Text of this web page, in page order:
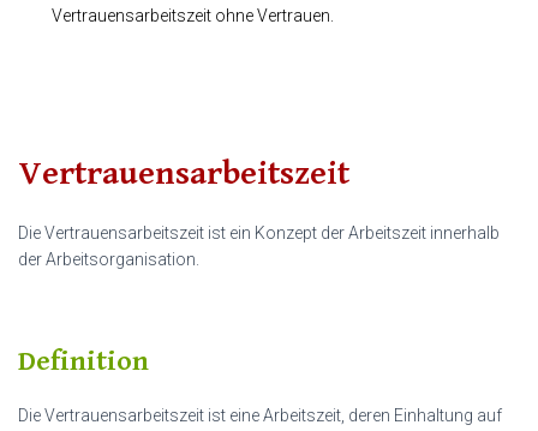
Vertrauensarbeitszeit ohne Vertrauen.
Vertrauensarbeitszeit
Die Vertrauensarbeitszeit ist ein Konzept der Arbeitszeit innerhalb
der Arbeitsorganisation.
Definition
Die Vertrauensarbeitszeit ist eine Arbeitszeit, deren Einhaltung auf